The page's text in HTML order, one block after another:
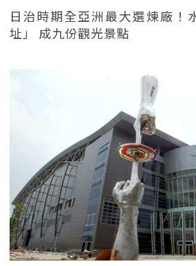
日治時期全亞洲最大選煉廠！
址」 成九份觀光景點